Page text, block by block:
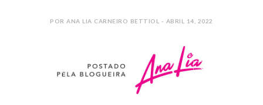
POR ANA LIA CARNEIRO BETTIOL - ABRIL 14, 2022